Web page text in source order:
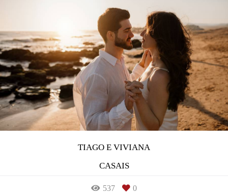
TIAGO E VIVIANA
CASAIS
537 0